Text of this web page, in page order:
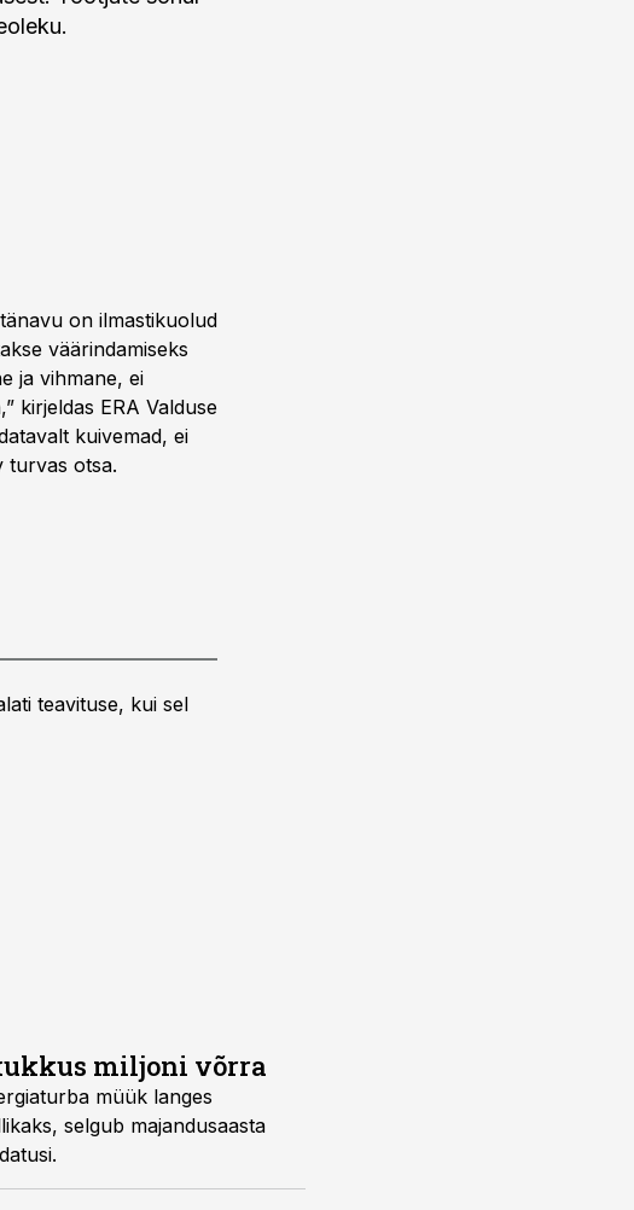
on ilmastikuolud
väärindamiseks
ja vihmane, ei
kirjeldas ERA Valduse
kuivemad, ei
turvas otsa.
teavituse, kui sel
miljoni võrra
müük langes
selgub majandusaasta